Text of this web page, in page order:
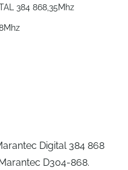
384 868,35Mhz
Digital 384 868
D304-868.